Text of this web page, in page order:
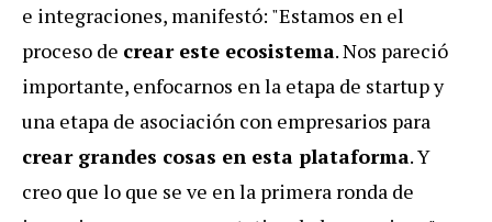
e integraciones, manifestó: "Estamos en el
proceso de crear este ecosistema. Nos pareció
importante, enfocarnos en la etapa de startup y
una etapa de asociación con empresarios para
crear grandes cosas en esta plataforma. Y
creo que lo que se ve en la primera ronda de